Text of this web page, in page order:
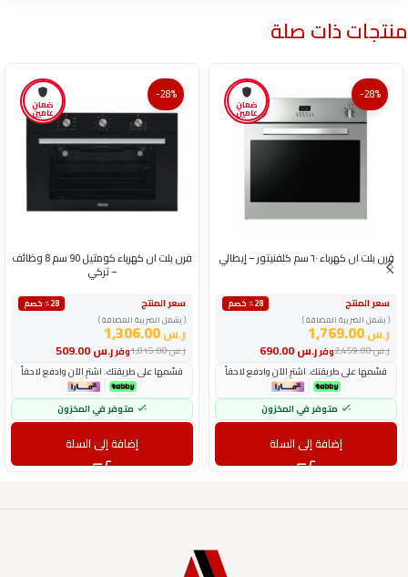
منتجات ذات صلة
ضمان
عامين
-28%
فرن بلت ان كهرباء ٦٠ سم كلفنيتور – إيطالي
سعر المنتج
٪28 خصم
( يشمل الضريبة المضافة )
ر.س1,769.00
وفرر.س ر.س2,459.00
قسّمها على طريقتك. اشترِ الآن وادفع لاحقاً
متوفر في المخزون
إضافة إلى السلة
ضمان
عامين
-28%
فرن بلت ان كهرباء كومتيل 90 سم 8 وظائف
– تركي
سعر المنتج
٪28 خصم
( يشمل الضريبة المضافة )
ر.س1,306.00
وفرر.س ر.س1,815.00
قسّمها على طريقتك. اشترِ الآن وادفع لاحقاً
متوفر في المخزون
إضافة إلى السلة